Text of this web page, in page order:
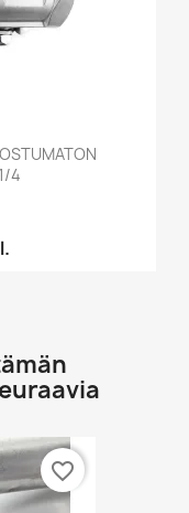
4
favorite_border